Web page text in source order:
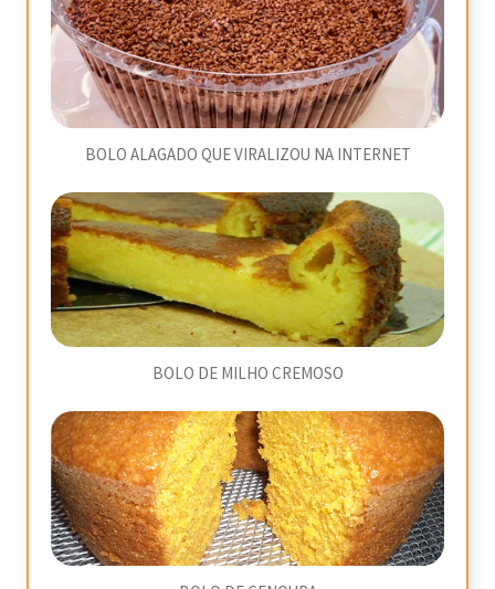
BOLO ALAGADO QUE VIRALIZOU NA INTERNET
BOLO DE MILHO CREMOSO